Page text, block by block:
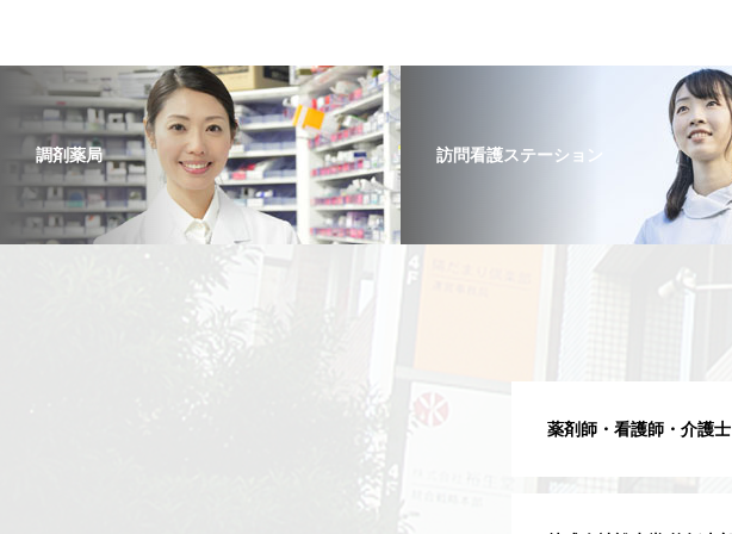
調剤薬局 訪問看護ステーション
薬剤師・看護師・介護士